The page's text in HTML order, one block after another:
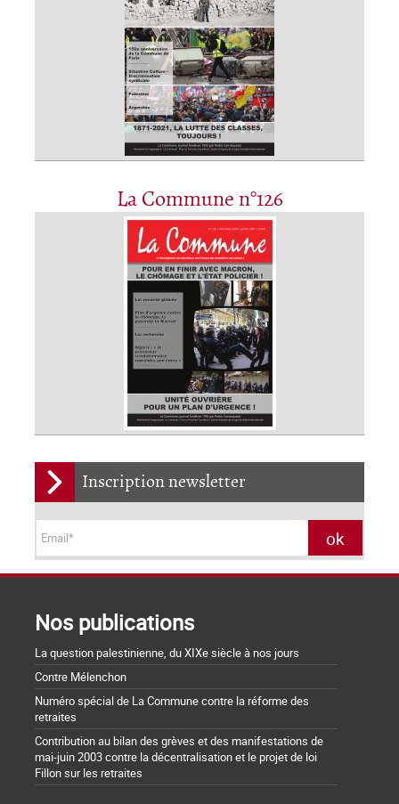
La Commune n°126
Inscription newsletter
Nos publications
La question palestinienne, du XIXe siècle à nos jours
Contre Mélenchon
Numéro spécial de La Commune contre la réforme des
retraites
Contribution au bilan des grèves et des manifestations de
mai-juin 2003 contre la décentralisation et le projet de loi
Fillon sur les retraites